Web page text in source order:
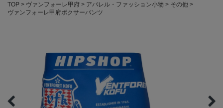
TOP ヴァンフォーレ甲府 アパレル・ファッション小物
その他
ヴァンフォーレ甲府ボクサーパンツ